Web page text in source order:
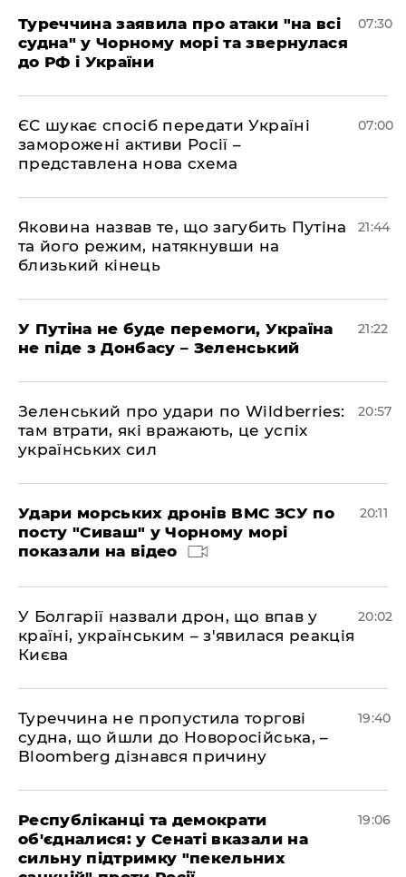
Туреччина заявила про атаки "на всі
судна" у Чорному морі та звернулася
до РФ і України
07:30
ЄС шукає спосіб передати Україні
заморожені активи Росії –
представлена ​​нова схема
07:00
Яковина назвав те, що загубить Путіна
та його режим, натякнувши на
близький кінець
21:44
У Путіна не буде перемоги, Україна
не піде з Донбасу – Зеленський
21:22
Зеленський про удари по Wildberries:
там втрати, які вражають, це успіх
українських сил
20:57
Удари морських дронів ВМС ЗСУ по
посту "Сиваш" у Чорному морі
показали на відео
20:11
У Болгарії назвали дрон, що впав у
країні, українським – з'явилася реакція
Києва
20:02
Туреччина не пропустила торгові
судна, що йшли до Новоросійська, –
Bloomberg дізнався причину
19:40
Республіканці та демократи
об'єдналися: у Сенаті вказали на
сильну підтримку "пекельних
19:06